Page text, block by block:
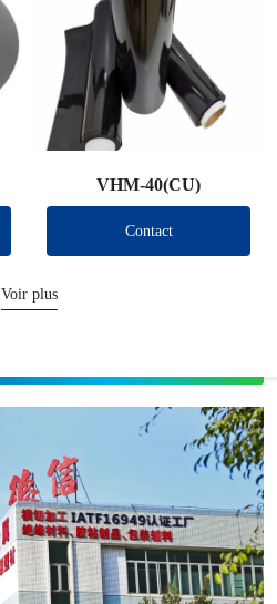
VHM-40(CU)
Contact
Voir plus